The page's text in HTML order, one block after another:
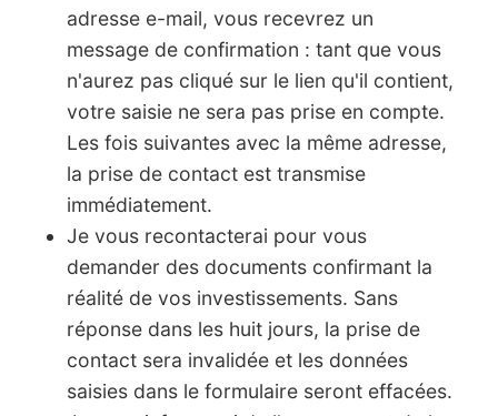
adresse e-mail, vous recevrez un
message de confirmation : tant que vous
n'aurez pas cliqué sur le lien qu'il contient,
votre saisie ne sera pas prise en compte.
Les fois suivantes avec la même adresse,
la prise de contact est transmise
immédiatement.
Je vous recontacterai pour vous
demander des documents confirmant la
réalité de vos investissements. Sans
réponse dans les huit jours, la prise de
contact sera invalidée et les données
saisies dans le formulaire seront effacées.